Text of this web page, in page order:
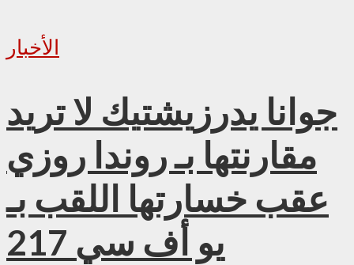
الأخبار
جوانا يدرزيشتيك لا تريد
مقارنتها بـ روندا روزي
عقب خسارتها اللقب بـ
يو أف سي 217